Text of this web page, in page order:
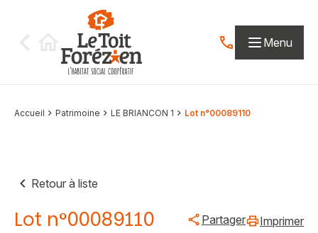
Contactez-nous
Menu
Accueil Patrimoine LE BRIANCON 1 Lot n°00089110
Retour à liste
Lot n°00089110 Partager Imprimer